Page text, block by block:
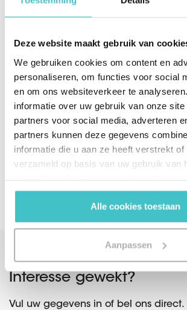
Deze website maakt gebruik van
We gebruiken cookies om content en
personaliseren, om functies voor social
en om ons websiteverkeer te
informatie over uw gebruik van onze site
partners voor social media, adverteren
partners kunnen deze gegevens
informatie die u aan ze heeft verstrekt of
verzameld op basis van uw gebruik van
gebruiken.
Alle cookies toestaan
Aanpassen
voor een actuele database. Deze
updates zodat je altijd over de
Onze experts hebben uitgebreide
mondiale concernstructuren en
graag verder met een passende
uitdaging. Neemhiercontact op.
Deel via social media
Interesse gewekt?
Vul uw gegevens in of bel ons direct.